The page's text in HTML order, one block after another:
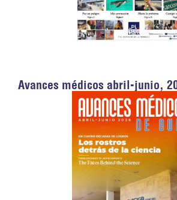
Avances médicos abril-junio,